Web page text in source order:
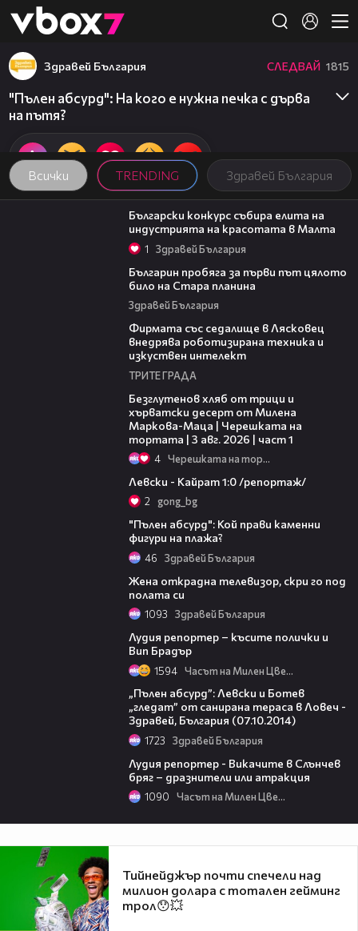
👾
Всички TRENDING Здравей България
Здравей България СЛЕДВАЙ 1815
"Пълен абсурд": На кого е нужна печка с дърва
на пътя?
05:25
Български конкурс събира елита на
индустрията на красотата в Малта
1 Здравей България
Българин пробяга за първи път цялото
било на Стара планина
Здравей България
Фирмата със седалище в Лясковец
внедрява роботизирана техника и
изкуствен интелект
ТРИТЕ ГРАДА
Безглутенов хляб от трици и
хърватски десерт от Милена
Маркова-Маца | Черешката на
тортата | 3 авг. 2026 | част 1
4 Черешката на тортата
Левски - Кайрат 1:0 /репортаж/
2 gong_bg
"Пълен абсурд": Кой прави каменни
фигури на плажа?
46 Здравей България
Жена открадна телевизор, скри го под
полата си
1093 Здравей България
Лудия репортер – късите полички и
Вип Брадър
1594 Часът на Милен Цветков
„Пълен абсурд”: Левски и Ботев
„гледат” от санирана тераса в Ловеч -
Здравей, България (07.10.2014)
1723 Здравей България
Лудия репортер - Викачите в Слънчев
бряг – дразнители или атракция
1090 Часът на Милен Цветков
Тийнейджър почти спечели над
милион долара с тотален гейминг
трол😯💥